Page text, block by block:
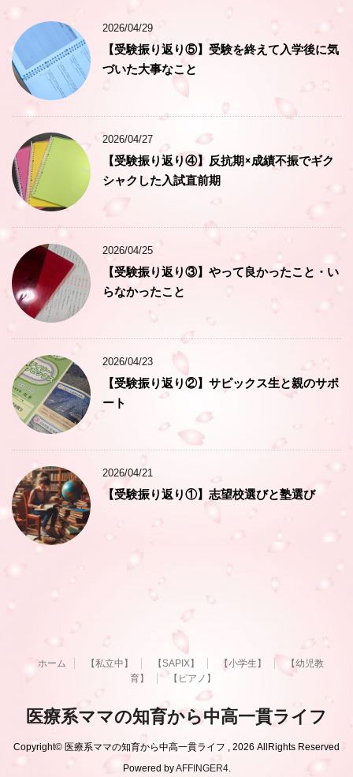
2026/04/29
【受験振り返り⑤】受験を終えて入学後に気
づいた大事なこと
2026/04/27
【受験振り返り④】反抗期×成績不振でギク
シャクした入試直前期
2026/04/25
【受験振り返り③】やって良かったこと・い
らなかったこと
2026/04/23
【受験振り返り②】サピックス生と親のサポ
ート
2026/04/21
【受験振り返り①】志望校選びと塾選び
ホーム 【私立中】 【SAPIX】 【小学生】
【幼児教
育】
【ピアノ】
医療系ママの知育から中高一貫ライフ
Copyright© 医療系ママの知育から中高一貫ライフ , 2026 AllRights Reserved
Powered byAFFINGER4.